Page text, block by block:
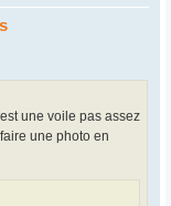
une voile pas assez
une photo en